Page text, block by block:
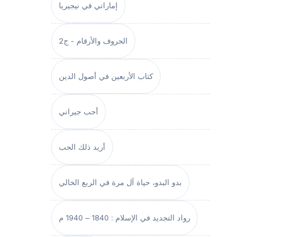
إماراتي في نيجيريا
الحروف والأرقام - ج2
كتاب الأربعين في أصول الدين
أحب جيراني
أريد ذلك الحب
بدو البدو، حياة آل مرة في الربع الخالي
رواد التجديد في الإسلام : 1840 – 1940 م